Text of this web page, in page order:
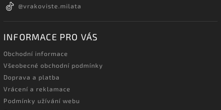
@vrakoviste.milata
INFORMACE PRO VÁS
Obchodní informace
Všeobecné obchodní podmínky
Doprava a platba
Vrácení a reklamace
Podmínky užívání webu